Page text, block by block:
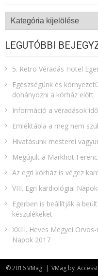
Kategóriák
LEGUTÓBBI
5. Retro Véradás Hotel
Egészségünk és
dohányozni a kórház előtt
Információ a véradások
Emléktábla a meg nem
Hivatásunk mesterei
Megújult a Markhot
Az egri kórház is végez
VIII. Egri kardiológiai Napok
Egerben is beállítják a
készülékeket
XXIII. Heves Megyei
Napok 2017
© 2016 VMag | VMag by